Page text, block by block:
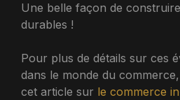
Une belle façon de
durables !
Pour plus de détails sur ces
dans le monde du
cet article sur le commerce